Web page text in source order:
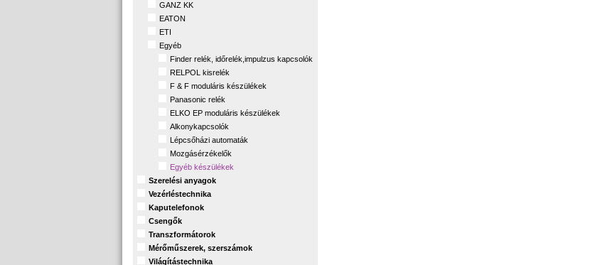
GANZ KK
EATON
ETI
Egyéb
Finder relék, időrelék,impulzus kapcsolók
RELPOL kisrelék
F & F moduláris készülékek
Panasonic relék
ELKO EP moduláris készülékek
Alkonykapcsolók
Lépcsőházi automaták
Mozgásérzékelők
Egyéb készülékek
Szerelési anyagok
Vezérléstechnika
Kaputelefonok
Csengők
Transzformátorok
Mérőműszerek, szerszámok
Világítástechnika